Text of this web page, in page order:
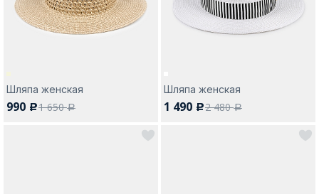
Шляпа женская
990 c1 650a
Шляпа женская
1 490 c2 480a